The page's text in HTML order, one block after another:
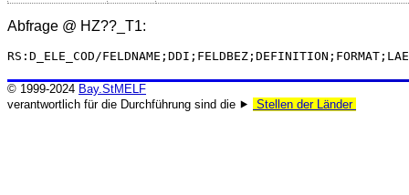
Abfrage @ HZ??_T1:
RS:D_ELE_COD/
© 1999-2024 Bay.StMELF
verantwortlich für die Durchführung sind die ⯈
Stellen der Länder